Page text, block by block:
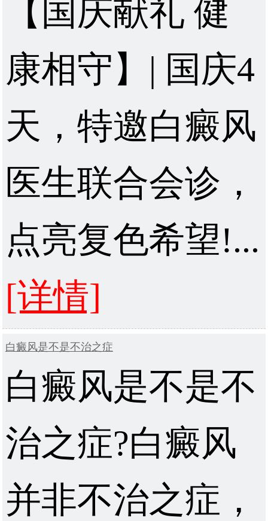
【国庆献礼 健
康相守】| 国庆4
天，特邀白癜风
医生联合会诊，
点亮复色希望!...
[详情]
白癜风是不是不治之症
白癜风是不是不
治之症?白癜风
并非不治之症，